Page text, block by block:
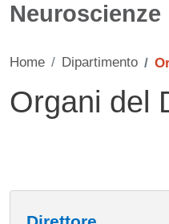
Neuroscienze
Home Dipartimento
Organi del